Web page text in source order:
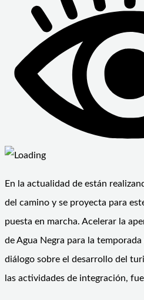
En la actualidad de están
del camino y se proyecta para
puesta en marcha. Acelerar la
de Agua Negra para la
diálogo sobre el desarrollo del
las actividades de integración,